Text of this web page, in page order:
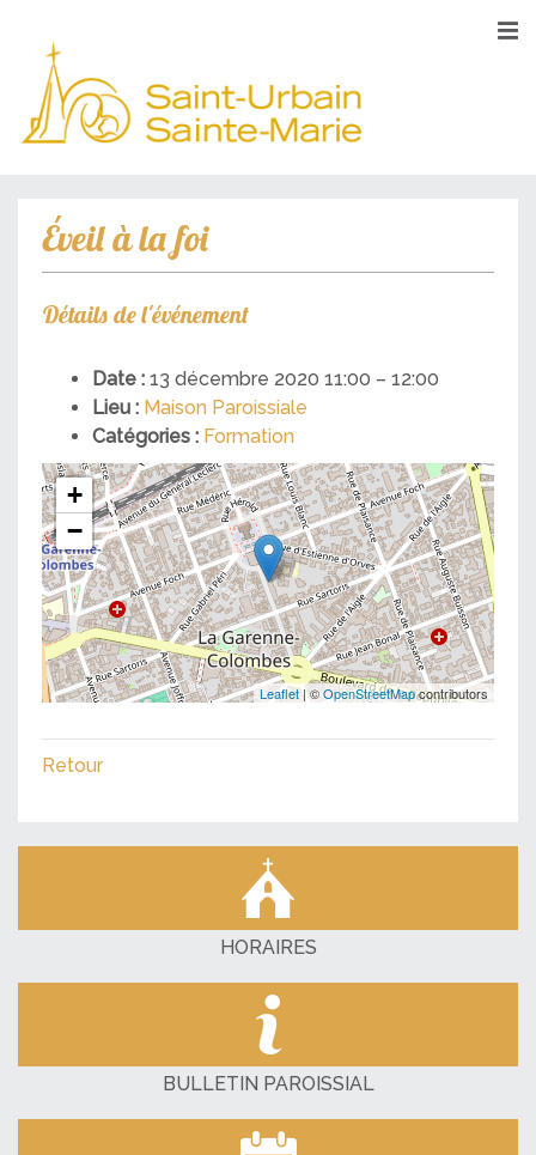
Éveil à la foi
Détails de l'événement
Date : 13 décembre 2020 11:00 – 12:00
Lieu : Maison Paroissiale
Catégories : Formation
+
−
Leaflet| ©OpenStreetMapcontributors
Retour
HORAIRES
BULLETIN PAROISSIAL